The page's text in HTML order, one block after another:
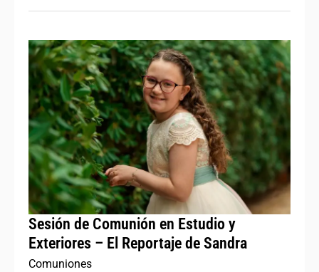
Sesión de Comunión en Estudio y
Exteriores – El Reportaje de Sandra
Comuniones
Sesión
de
Comunión
en
Estudio
y
Exteriores
El
Reportaje